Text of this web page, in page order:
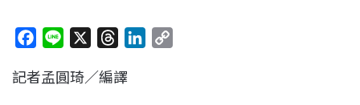
c
n
r
記者孟圓琦／編譯